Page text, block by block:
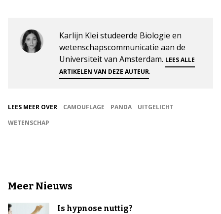
Karlijn Klei studeerde Biologie en
wetenschapscommunicatie aan de
Universiteit van Amsterdam. LEES ALLE
ARTIKELEN VAN DEZE AUTEUR.
LEES MEER OVER CAMOUFLAGE PANDA
UITGELICHT
WETENSCHAP
Meer Nieuws
Is hypnose nuttig?